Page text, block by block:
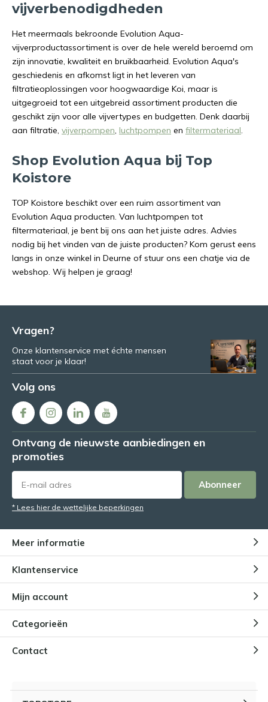
vijverbenodigdheden
Het meermaals bekroonde Evolution Aqua-
vijverproductassortiment is over de hele wereld beroemd om
zijn innovatie, kwaliteit en bruikbaarheid. Evolution Aqua's
geschiedenis en afkomst ligt in het leveren van
filtratieoplossingen voor hoogwaardige Koi, maar is
uitgegroeid tot een uitgebreid assortiment producten die
geschikt zijn voor alle vijvertypes en budgetten. Denk daarbij
aan filtratie, vijverpompen, luchtpompen en filtermateriaal.
Shop Evolution Aqua bij Top
Koistore
TOP Koistore beschikt over een ruim assortiment van
Evolution Aqua producten. Van luchtpompen tot
filtermateriaal, je bent bij ons aan het juiste adres. Advies
nodig bij het vinden van de juiste producten? Kom gerust eens
langs in onze winkel in Deurne of stuur ons een chatje via de
webshop. Wij helpen je graag!
Vragen?
Onze klantenservice met échte mensen
staat voor je klaar!
Volg ons
Ontvang de nieuwste aanbiedingen en
promoties
Abonneer
* Lees hier de wettelijke beperkingen
Meer informatie
Klantenservice
Mijn account
Categorieën
Contact